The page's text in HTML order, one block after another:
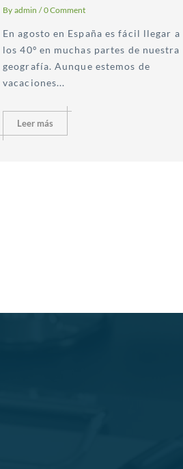
By admin / 0 Comment
En agosto en España es fácil llegar a
los 40º en muchas partes de nuestra
geografía. Aunque estemos de
vacaciones...
Leer más